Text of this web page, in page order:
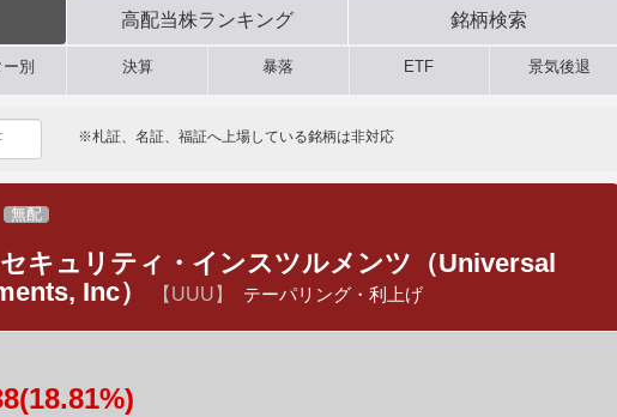
高配当株ランキング 銘柄検索
別 決算 暴落 ETF 景気後退
※札証、名証、福証へ上場している銘柄は非対応
無配
キュリティ・インスツルメンツ（Universal
Inc）
【UUU】 テーパリング・利上げ